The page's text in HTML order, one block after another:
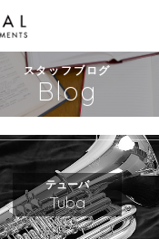
スタッフブログ
Blog
テューバ
Tuba